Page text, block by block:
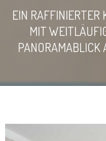
EIN RAFFINIERTER
MIT
PANORAMABLICK